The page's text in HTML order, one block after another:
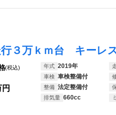
(税込) 年式 2019年
車検 車検整備付
整備 法定整備付
排気量 660cc